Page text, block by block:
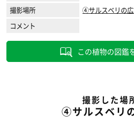
撮影場所
④サルスベリの
コメント
この植物の図鑑
撮影した場
④サルスベリ